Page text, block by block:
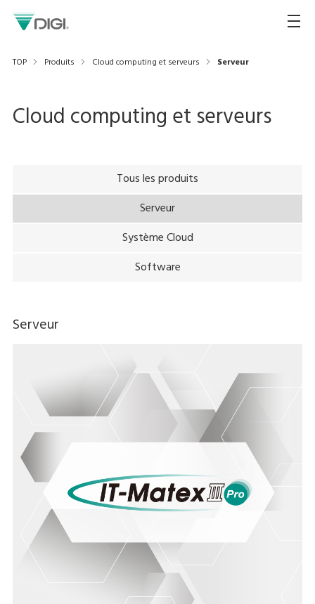
TOP Produits Cloud computing et serveurs Serveur
Cloud computing et serveurs
Tous les produits
Serveur
Système Cloud
Software
Serveur